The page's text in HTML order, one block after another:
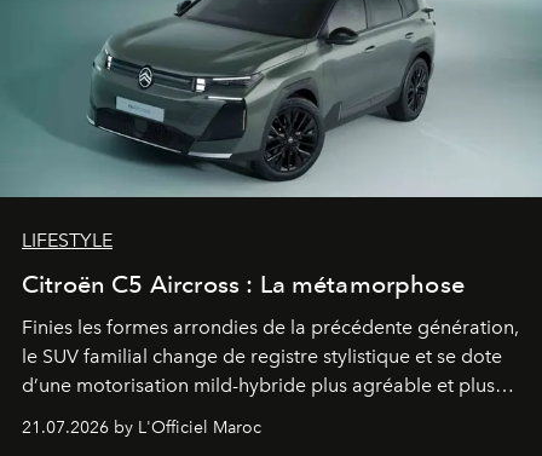
LIFESTYLE
Citroën C5 Aircross : La métamorphose
Finies les formes arrondies de la précédente génération,
le SUV familial change de registre stylistique et se dote
d’une motorisation mild-hybride plus agréable et plus
économe. à n’en pas douter, le nouveau C5 Aircross a
gagné en maturité.
21.07.2026 by L'Officiel Maroc